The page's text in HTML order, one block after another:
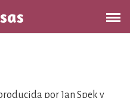
por Jan Spek y